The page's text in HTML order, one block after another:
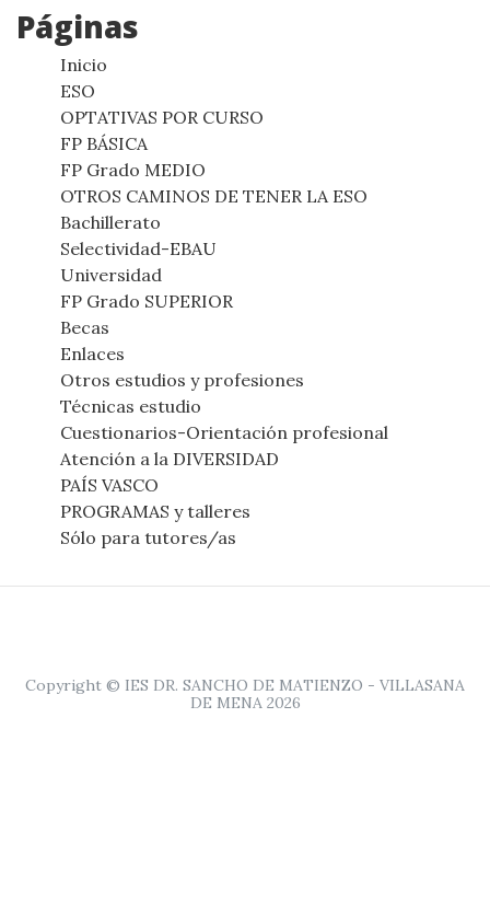
Páginas
Inicio
ESO
OPTATIVAS POR CURSO
FP BÁSICA
FP Grado MEDIO
OTROS CAMINOS DE TENER LA ESO
Bachillerato
Selectividad-EBAU
Universidad
FP Grado SUPERIOR
Becas
Enlaces
Otros estudios y profesiones
Técnicas estudio
Cuestionarios-Orientación profesional
Atención a la DIVERSIDAD
PAÍS VASCO
PROGRAMAS y talleres
Sólo para tutores/as
Copyright © IES DR. SANCHO DE MATIENZO - VILLASANA
DE MENA 2026